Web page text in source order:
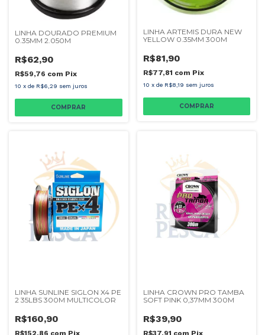
LINHA DOURADO PREMIUM
0.35MM 2.050M
R$62,90
R$59,76 com Pix
10 x de R$6,29 sem juros
LINHA ARTEMIS DURA NEW
YELLOW 0.35MM 300M
R$81,90
R$77,81 com Pix
10 x de R$8,19 sem juros
LINHA SUNLINE SIGLON X4 PE
2 35LBS 300M MULTICOLOR
R$160,90
R$152,86 com Pix
LINHA CROWN PRO TAMBA
SOFT PINK 0,37MM 300M
R$39,90
R$37,91 com Pix